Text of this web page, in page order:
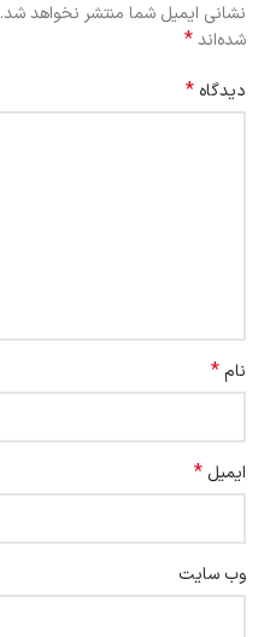
نشانی ایمیل شما منتشر نخواهد شد.
شده‌اند*
دیدگاه *
نام*
ایمیل *
وب‌ سایت